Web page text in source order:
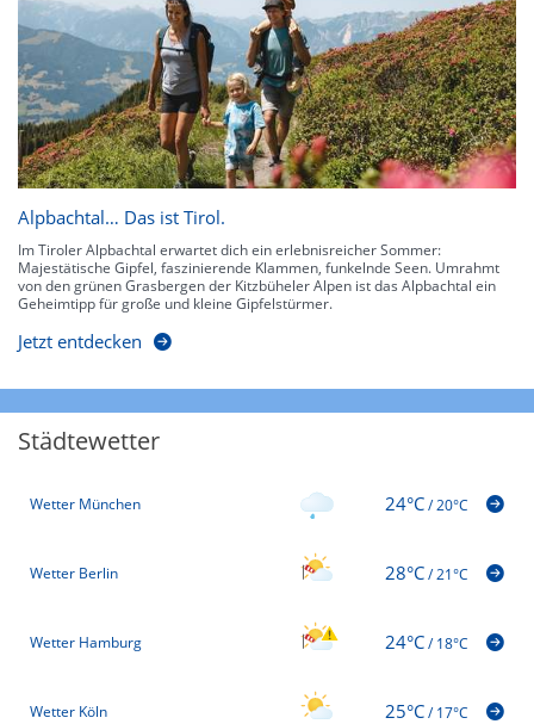
Alpbachtal… Das ist Tirol.
Im Tiroler Alpbachtal erwartet dich ein erlebnisreicher Sommer:
Majestätische Gipfel, faszinierende Klammen, funkelnde Seen. Umrahmt
von den grünen Grasbergen der Kitzbüheler Alpen ist das Alpbachtal ein
Geheimtipp für große und kleine Gipfelstürmer.
Jetzt entdecken
Städtewetter
Wetter München 24°C/20°C
Wetter Berlin 28°C/21°C
Wetter Hamburg 24°C/18°C
Wetter Köln 25°C/17°C